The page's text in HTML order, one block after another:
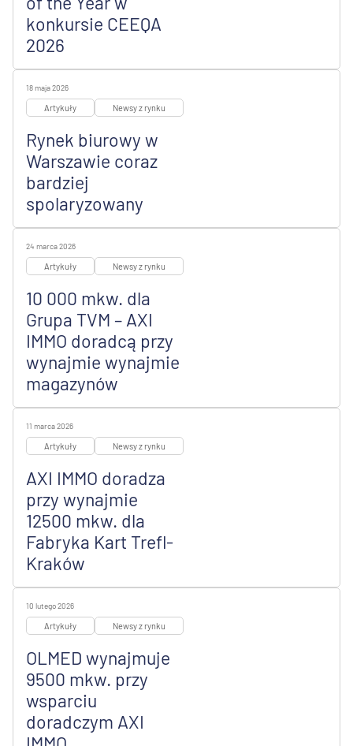
konkursie CEEQA
2026
18 maja 2026
Artykuły Newsy z rynku
Rynek biurowy w
Warszawie coraz
bardziej
spolaryzowany
24 marca 2026
Artykuły Newsy z rynku
10 000 mkw. dla
Grupa TVM – AXI
IMMO doradcą przy
wynajmie wynajmie
magazynów
11 marca 2026
Artykuły Newsy z rynku
AXI IMMO doradza
przy wynajmie
12500 mkw. dla
Fabryka Kart Trefl-
Kraków
10 lutego 2026
Artykuły Newsy z rynku
OLMED wynajmuje
9500 mkw. przy
wsparciu
doradczym AXI